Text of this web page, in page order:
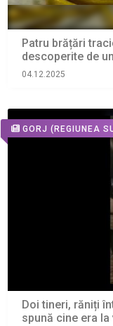
Patru brățări
descoperite de
04.12.2025
GORJ (REGIUNEA
Doi tineri, răniți
spună cine era la